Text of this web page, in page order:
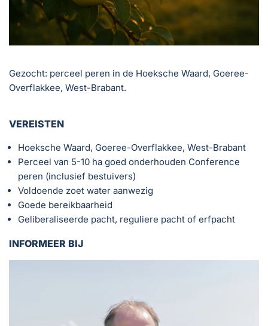
Gezocht: perceel peren in de Hoeksche Waard, Goeree-
Overflakkee, West-Brabant.
VEREISTEN
Hoeksche Waard, Goeree-Overflakkee, West-Brabant
Perceel van 5-10 ha goed onderhouden Conference
peren (inclusief bestuivers)
Voldoende zoet water aanwezig
Goede bereikbaarheid
Geliberaliseerde pacht, reguliere pacht of erfpacht
INFORMEER BIJ